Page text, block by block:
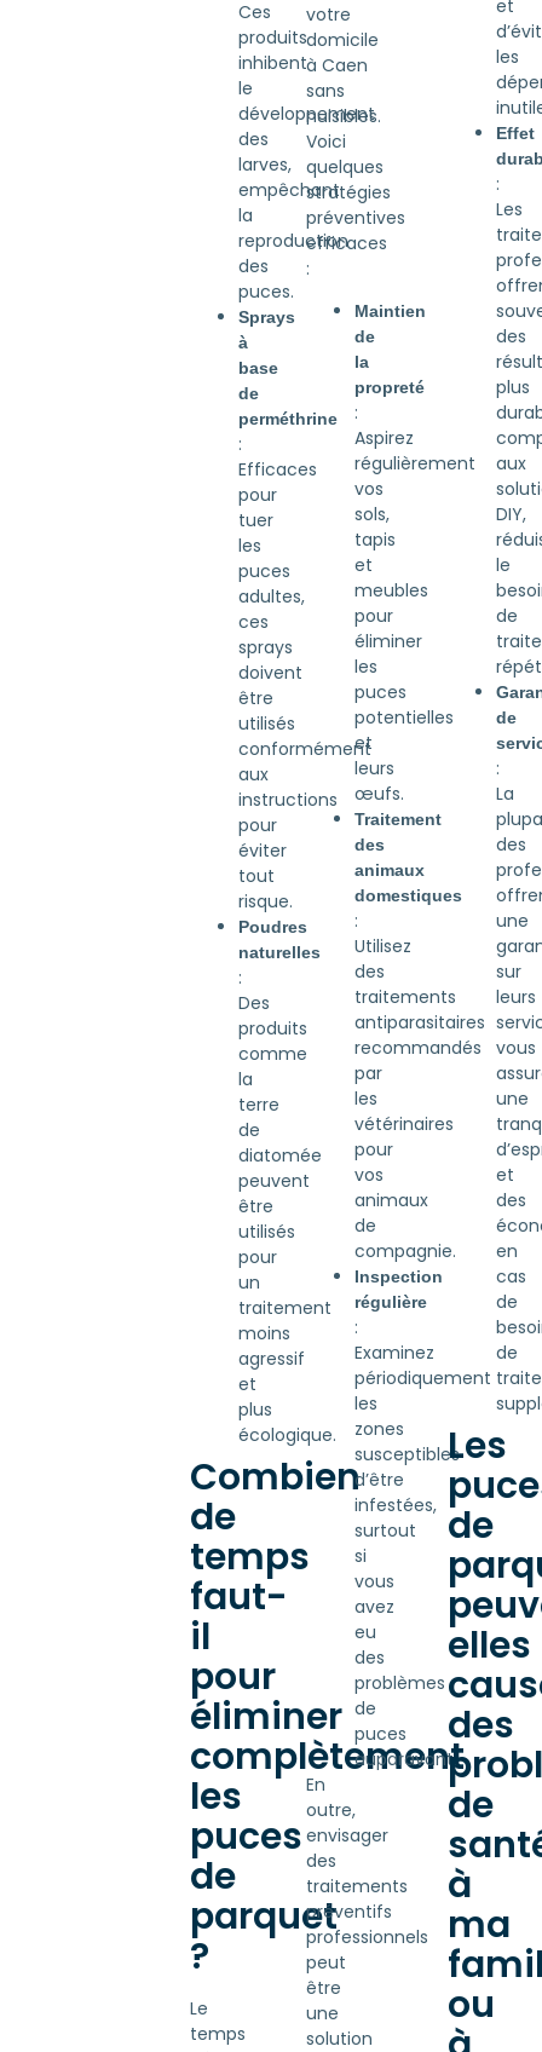
Ces
produits
inhibent
le
développement
des
larves,
empêchant
la
reproduction
des
puces.
Sprays
à
base
de
perméthrine
:
Efficaces
pour
tuer
les
puces
adultes,
ces
sprays
doivent
être
utilisés
conformément
aux
instructions
pour
éviter
tout
risque.
Poudres
naturelles
:
Des
produits
comme
la
terre
de
diatomée
peuvent
être
utilisés
pour
un
traitement
moins
agressif
et
plus
écologique.
Combien
de
temps
faut-
il
pour
éliminer
complètement
les
puces
de
parquet
?
Le
temps
votre
domicile
à Caen
sans
nuisibles.
Voici
quelques
stratégies
préventives
efficaces
:
Maintien
de
la
propreté
:
Aspirez
régulièrement
vos
sols,
tapis
et
meubles
pour
éliminer
les
puces
potentielles
et
leurs
œufs.
Traitement
des
animaux
domestiques
:
Utilisez
des
traitements
antiparasitaires
recommandés
par
les
vétérinaires
pour
vos
animaux
de
compagnie.
Inspection
régulière
:
Examinez
périodiquement
les
zones
susceptibles
d’être
infestées,
surtout
si
vous
avez
eu
des
problèmes
de
puces
auparavant.
En
outre,
envisager
des
traitements
préventifs
professionnels
peut
être
une
solution
et
les
Effet
:
Les
des
plus
aux
DIY,
le
de
de
:
La
des
une
sur
leurs
vous
une
et
des
en
cas
de
de
Les
de
elles
des
de
à
ma
ou